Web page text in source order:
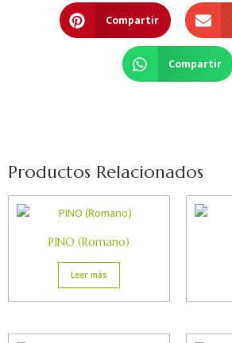
Compartir
Compartir
Productos Relacionados
PINO (Romano)
Leer más